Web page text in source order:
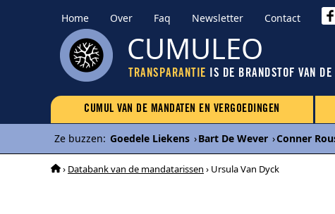
Home Over Faq Newsletter Contact
CUMULEO
TRANSPARANTIE IS DE BRANDSTOF VAN DE
CUMUL VAN DE MANDATEN EN VERGOEDINGEN
Ze buzzen: Goedele Liekens ›Bart De Wever ›Conner
› Databank van de mandatarissen › Ursula Van Dyck